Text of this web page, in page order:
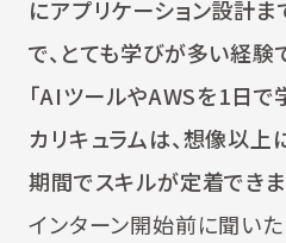
にアプリケーション設計
で、とても学びが多い経験
「AIツールやAWSを1日
カリキュラムは、想像以上
期間でスキルが定着できま
インターン開始前に聞いた